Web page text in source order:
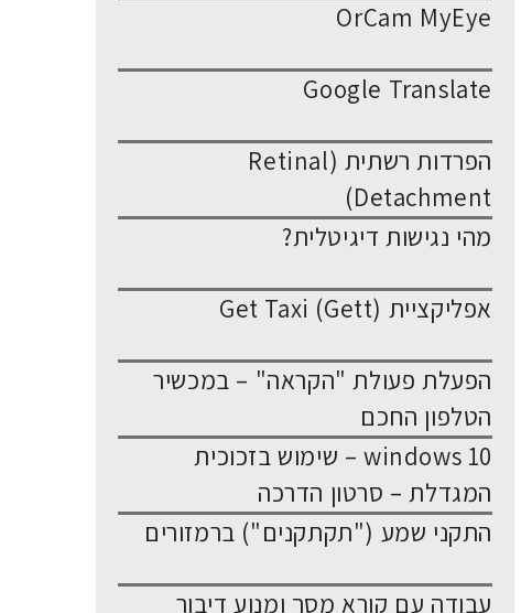
OrCam MyEye
Google Translate
הפרדות רשתית (Retinal
Detachment)
מהי נגישות דיגיטלית?
אפליקציית Get Taxi (Gett)
הפעלת פעולת "הקראה" – במכשיר
הטלפון החכם
windows 10 – שימוש בזכוכית
המגדלת – סרטון הדרכה
התקני שמע ("תקתקנים") ברמזורים
עבודה עם קורא מסך ומנוע דיבור